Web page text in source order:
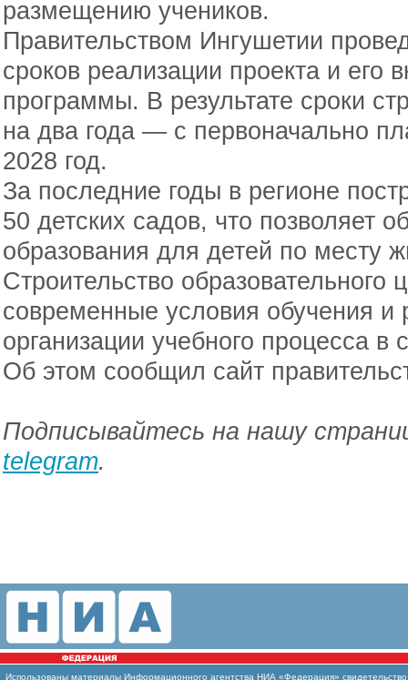
размещению учеников.
Правительством Ингушетии
сроков реализации проекта и его
программы. В результате сроки
на два года — с первоначально
2028 год.
За последние годы в регионе
50 детских садов, что позволяет
образования для детей по месту
Строительство образовательного
современные условия обучения
организации учебного процесса в
Об этом сообщил сайт
Подписывайтесь на нашу
telegram.
Использованы материалы Информационного агентства НИА «Федерация»